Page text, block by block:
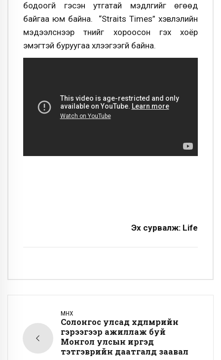
бодоогүй гэсэн утгатай мэдүүлгийг өгөөд
байгаа юм байна. “Straits Times” хэвлэлийн
мэдээлснээр түүнийг хороосон гэх хоёр
эмэгтэй буруугаа хүлээгээгүй байна.
Эх сурвалж: Life
ӨМНӨХ
Солонгос улсад хөдөлмөрийн
гэрээгээр ажиллаж буй
Монгол улсын иргэд
тэтгэврийн даатгалд заавал